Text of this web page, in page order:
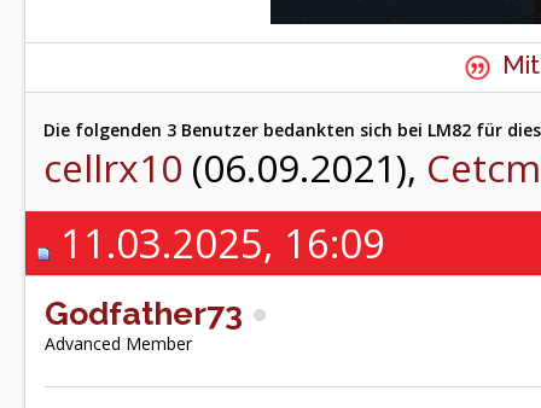
Die folgenden 3 Benutzer bedankten sich bei LM82 für
cellrx10 (06.09.2021), Cetcm
11.03.2025, 16:09
Godfather73
Advanced Member